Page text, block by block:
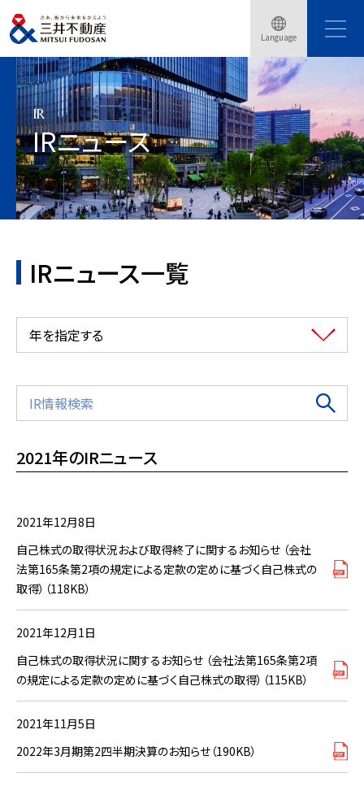
Language
トップページ 会社情報
IR
IRニュース
IRニュース一覧
年を指定する
2021年のIRニュース
2021年12月8日
自己株式の取得状況および取得終了に関するお知らせ （会社
法第165条第2項の規定による定款の定めに基づく自己株式の
取得）（118KB）
2021年12月1日
自己株式の取得状況に関するお知らせ （会社法第165条第2項
の規定による定款の定めに基づく自己株式の取得）（115KB）
2021年11月5日
2022年3月期第2四半期決算のお知らせ（190KB）